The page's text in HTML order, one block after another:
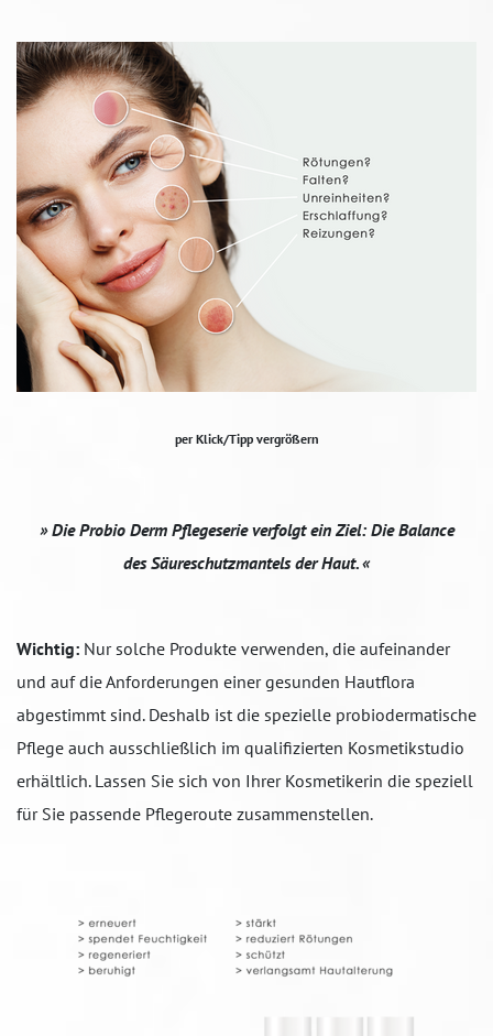
per Klick/Tipp vergrößern
» Die Probio Derm Pflegeserie verfolgt ein Ziel: Die Balance
des Säureschutzmantels der Haut. «
Wichtig: Nur solche Produkte verwenden, die aufeinander
und auf die Anforderungen einer gesunden Hautflora
abgestimmt sind. Deshalb ist die spezielle probiodermatische
Pflege auch ausschließlich im qualifizierten Kosmetikstudio
erhältlich. Lassen Sie sich von Ihrer Kosmetikerin die speziell
für Sie passende Pflegeroute zusammenstellen.